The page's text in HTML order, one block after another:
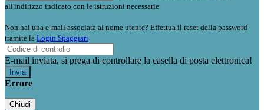
all'indirizzo indicato con le istruzioni necessarie.
Non hai una e-mail associata al nome utente? Effettua il reset della password
tramite la Login Spaggiari
E-mail inviata, si prega di controllare la casella di posta elettronica!
Errore
Chiudi